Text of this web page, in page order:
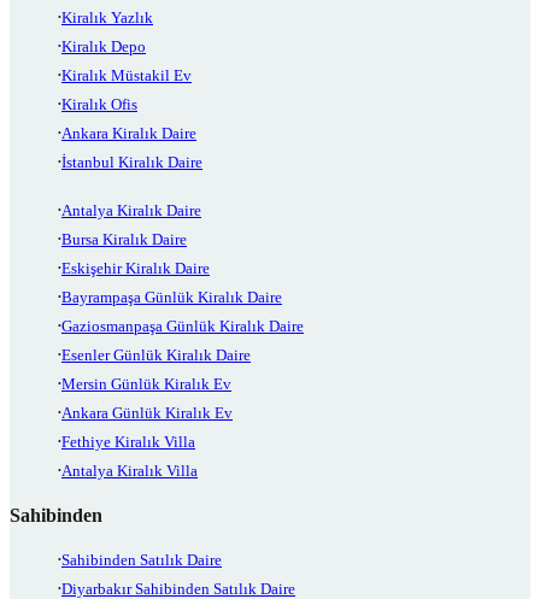
Kiralık Yazlık
Kiralık Depo
Kiralık Müstakil Ev
Kiralık Ofis
Ankara Kiralık Daire
İstanbul Kiralık Daire
Antalya Kiralık Daire
Bursa Kiralık Daire
Eskişehir Kiralık Daire
Bayrampaşa Günlük Kiralık Daire
Gaziosmanpaşa Günlük Kiralık Daire
Esenler Günlük Kiralık Daire
Mersin Günlük Kiralık Ev
Ankara Günlük Kiralık Ev
Fethiye Kiralık Villa
Antalya Kiralık Villa
Sahibinden
Sahibinden Satılık Daire
Diyarbakır Sahibinden Satılık Daire